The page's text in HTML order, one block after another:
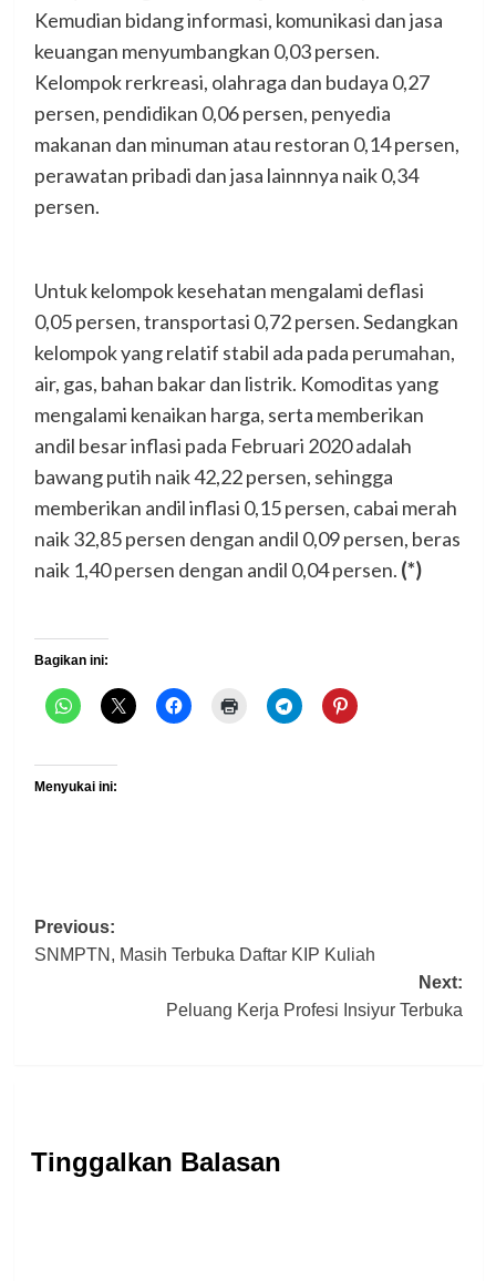
Kemudian bidang informasi, komunikasi dan jasa
keuangan menyumbangkan 0,03 persen.
Kelompok rerkreasi, olahraga dan budaya 0,27
persen, pendidikan 0,06 persen, penyedia
makanan dan minuman atau restoran 0,14 persen,
perawatan pribadi dan jasa lainnnya naik 0,34
persen.
Untuk kelompok kesehatan mengalami deflasi
0,05 persen, transportasi 0,72 persen. Sedangkan
kelompok yang relatif stabil ada pada perumahan,
air, gas, bahan bakar dan listrik. Komoditas yang
mengalami kenaikan harga, serta memberikan
andil besar inflasi pada Februari 2020 adalah
bawang putih naik 42,22 persen, sehingga
memberikan andil inflasi 0,15 persen, cabai merah
naik 32,85 persen dengan andil 0,09 persen, beras
naik 1,40 persen dengan andil 0,04 persen. (*)
Bagikan ini:
Menyukai ini:
Post
navigation
Previous:
SNMPTN, Masih Terbuka Daftar KIP Kuliah
Next:
Peluang Kerja Profesi Insiyur Terbuka
Tinggalkan Balasan